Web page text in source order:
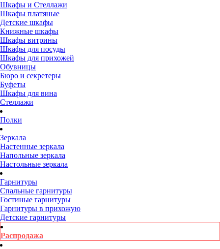
Шкафы и Стеллажи
Шкафы платяные
Детские шкафы
Книжные шкафы
Шкафы витрины
Шкафы для посуды
Шкафы для прихожей
Обувницы
Бюро и секретеры
Буфеты
Шкафы для вина
Стеллажи
Полки
Зеркала
Настенные зеркала
Напольные зеркала
Настольные зеркала
Гарнитуры
Спальные гарнитуры
Гостиные гарнитуры
Гарнитуры в прихожую
Детские гарнитуры
Распродажа